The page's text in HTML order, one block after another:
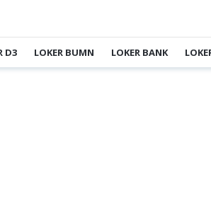
D3 LOKER BUMN LOKER BANK